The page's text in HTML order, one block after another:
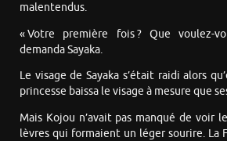
malentendus.
« Votre première fois ? Que voulez-
demanda Sayaka.
Le visage de Sayaka s’était raidi alors
princesse baissa le visage à mesure que
Mais Kojou n’avait pas manqué de voir
lèvres qui formaient un léger sourire. La